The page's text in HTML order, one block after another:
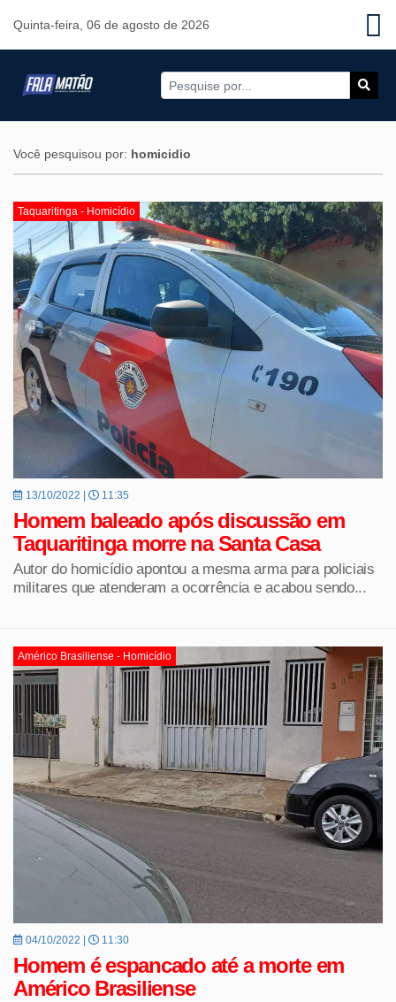
Quinta-feira, 06 de agosto de 2026
Você pesquisou por: homicidio
Taquaritinga - Homicídio
13/10/2022 | 11:35
Homem baleado após discussão em
Taquaritinga morre na Santa Casa
Autor do homicídio apontou a mesma arma para policiais
militares que atenderam a ocorrência e acabou sendo...
Américo Brasiliense - Homicídio
04/10/2022 | 11:30
Homem é espancado até a morte em
Américo Brasiliense